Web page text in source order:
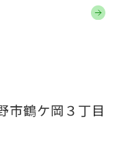
鶴ケ岡３丁目